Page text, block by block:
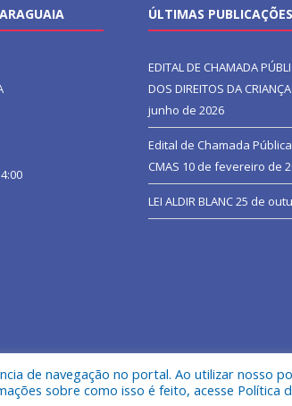
ÚLTIMAS PUBLICAÇÕES
EDITAL DE CHAMADA
DOS DIREITOS DA
junho de 2026
Edital de Chamada
CMAS 10 de fevereiro de
LEI ALDIR BLANC25 de
Municipal de São João do Araguaia.
de navegação no portal. Ao utilizar nosso
sobre como isso é feito, acesse Política